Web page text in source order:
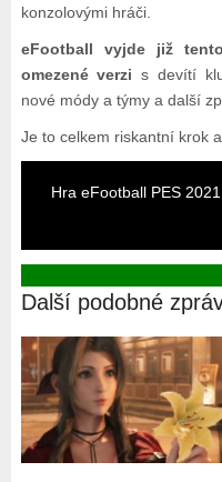
konzolovými hráči.
eFootball vyjde již
omezené verzi s devítí
nové módy a týmy a další
Je to celkem riskantní krok
Hra eFootball PES
Další podobné